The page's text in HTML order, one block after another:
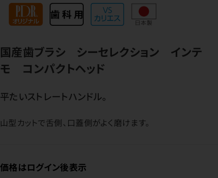
国産歯ブラシ シーセレクション インテ
モ コンパクトヘッド
平たいストレートハンドル。
山型カットで舌側、口蓋側がよく磨けます。
価格はログイン後表示